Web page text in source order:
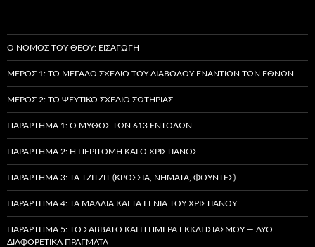
Ο ΝΌΜΟΣ ΤΟΥ ΘΕΟΎ: ΕΙΣΑΓΩΓΉ
ΜΈΡΟΣ 1: ΤΟ ΜΕΓΆΛΟ ΣΧΈΔΙΟ ΤΟΥ ΔΙΑΒΌΛΟΥ ΕΝΑΝΤΊΟΝ ΤΩΝ ΕΘΝΏΝ
ΜΈΡΟΣ 2: ΤΟ ΨΕΎΤΙΚΟ ΣΧΈΔΙΟ ΣΩΤΗΡΊΑΣ
ΠΑΡΆΡΤΗΜΑ 1: Ο ΜΎΘΟΣ ΤΩΝ 613 ΕΝΤΟΛΏΝ
ΠΑΡΆΡΤΗΜΑ 2: Η ΠΕΡΙΤΟΜΉ ΚΑΙ Ο ΧΡΙΣΤΙΑΝΌΣ
ΠΑΡΆΡΤΗΜΑ 3: ΤΑ TZITZIT (ΚΡΌΣΣΙΑ, ΝΉΜΑΤΑ, ΦΟΎΝΤΕΣ)
ΠΑΡΆΡΤΗΜΑ 4: ΤΑ ΜΑΛΛΙΆ ΚΑΙ ΤΑ ΓΈΝΙΑ ΤΟΥ ΧΡΙΣΤΙΑΝΟΎ
ΠΑΡΆΡΤΗΜΑ 5: ΤΟ ΣΆΒΒΑΤΟ ΚΑΙ Η ΗΜΈΡΑ ΕΚΚΛΗΣΙΑΣΜΟΎ — ΔΎΟ
ΔΙΑΦΟΡΕΤΙΚΆ ΠΡΆΓΜΑΤΑ